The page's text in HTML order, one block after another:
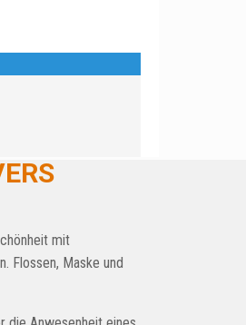
mit
Flossen, Maske und